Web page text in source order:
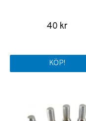
40 kr
KÖP!